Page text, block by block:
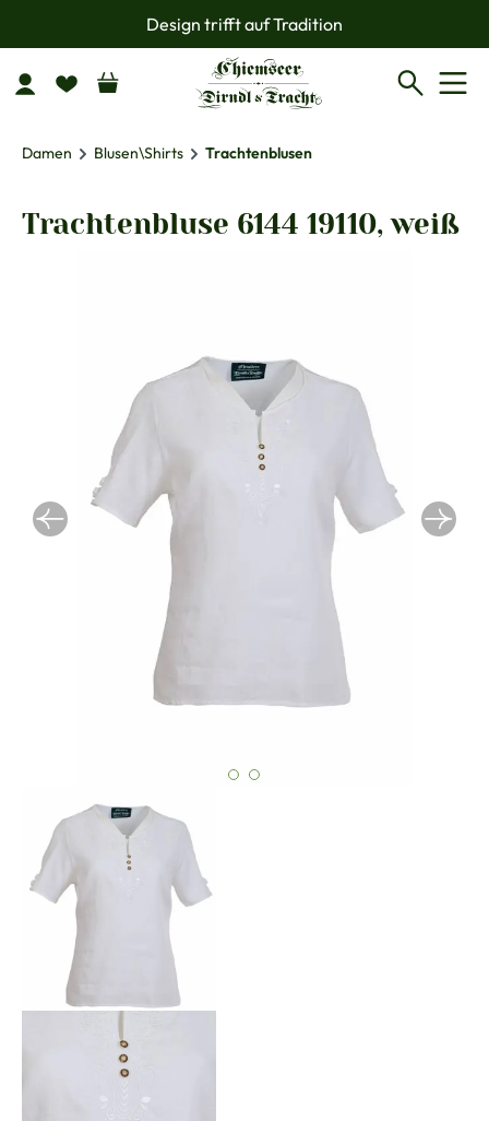
Zum Hauptinhalt springenDesign trifft auf Tradition
Damen Blusen\Shirts Trachtenblusen
Trachtenbluse 6144 19110, weiß